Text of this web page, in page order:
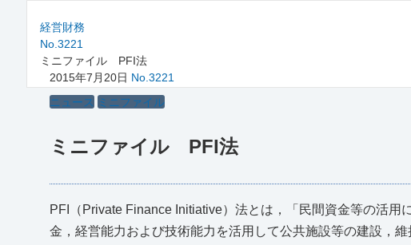
経営財務
No.3221
ミニファイル PFI法
2015年7月20日 No.3221
ニュース
ミニファイル
ミニファイル PFI法
PFI（Private Finance Initiative）法とは，「民間資金等の活
金，経営能力および技術能力を活用して公共施設等の建設，